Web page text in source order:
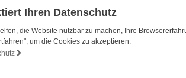
Ihren Datenschutz
die Website nutzbar zu machen, Ihre
um die Cookies zu akzeptieren.